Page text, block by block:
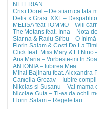
NEFERIAN
Cristi Dorel – De stiam ca tata
Delia x Grasu XXL – Despablito
MELISA feat TOMMO – Will
The Motans feat. Inna – Nota
Sianna & Radu Sîrbu – O
Florin Salam & Costi De La
Click feat. Miss Mary & El Nino
Ana Maria – Vorbeste-mi In
ANTONIA – Iubirea Mea
Mihai Bajinaru feat. Alexandra
Camelia Grozav – Iubire
Nikolas si Susanu – Vai mama
Nicolae Guta – Ti-as da ochii
Florin Salam – Regele tau